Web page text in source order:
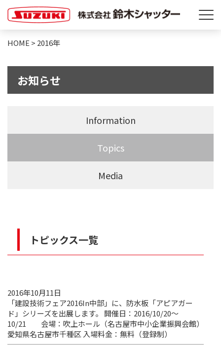
HOME > 2016年
お知らせ
Information
Topics
Media
トピックス一覧
2016年10月11日
「建設技術フェア2016In中部」に、防水板「アピアガー
ド」シリーズを出展します。 開催日：2016/10/20～
10/21 会場：吹上ホール（名古屋市中小企業振興会館）
愛知県名古屋市千種区 入場料金：無料（登録制）